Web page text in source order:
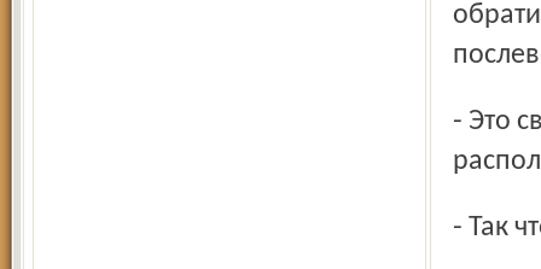
- Это свинарник. Лет 5 - 6 назад он был выше и
- Так